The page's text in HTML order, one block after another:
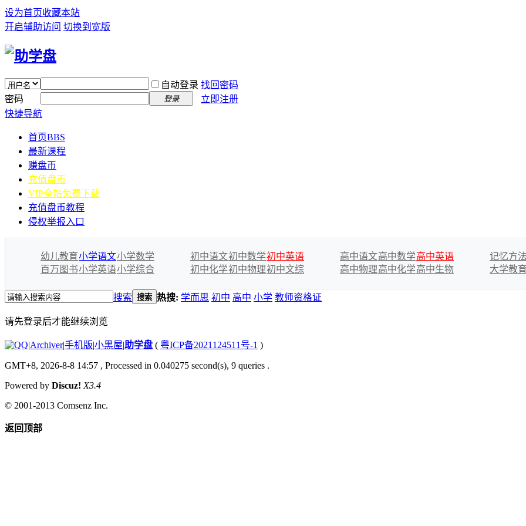
设为首页收藏本站
开启辅助访问 切换到宽版
自动登录 找回密码
密码
登录
立即注册
快捷导航
首页BBS
最新课程
赚盘币
充值盘币
VIP全站免费下载
充值盘币教程
侵权举报入口
幼儿教育小学语文小学数学
百万图书小学英语小学综合
初中语文初中数学初中英语
初中化学初中物理初中文综
高中语文高中数学高中英语
高中物理高中化学高中生物
记忆方法
大学教育
搜索 搜索 热搜: 学而思 初中 高中 小学 教师资格证
请先登录后才能继续浏览
|Archiver|手机版|小黑屋|助学盘 ( 粤ICP备2021124511号-1 )
GMT+8, 2026-8-8 14:57 , Processed in 0.040275 second(s), 9 queries .
Powered by Discuz! X3.4
© 2001-2013 Comsenz Inc.
返回顶部